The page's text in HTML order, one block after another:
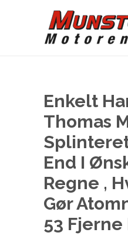
Enkelt
Thomas
End I
Regne ,
Gør
53 Fjerne